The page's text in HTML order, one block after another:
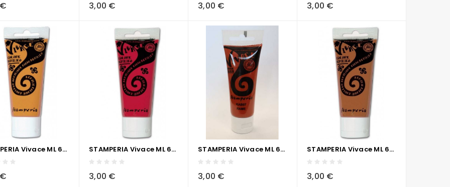
3,00 €
local_grocery_store 3,00 €
local_grocery_store 3,00 €
local_grocery_store
STAMPERIA Vivace ML 60 - TERRA DI SIENA STAMPERIA Vivace ML 60 - OCRA ROSSA
3,00 €
local_grocery_store
STAMPERIA Vivace ML 60 - RAME
3,00 €
local_grocery_store
STAMPERIA Vivace ML 60 -TERRA DI SIENA BRUCIATA
3,00 €
local_grocery_store